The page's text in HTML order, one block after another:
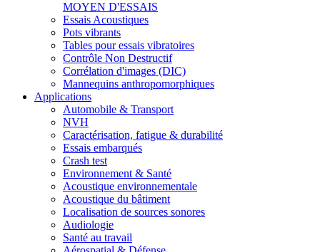
MOYEN D'ESSAIS
Essais Acoustiques
Pots vibrants
Tables pour essais vibratoires
Contrôle Non Destructif
Corrélation d'images (DIC)
Mannequins anthropomorphiques
Applications
Automobile & Transport
NVH
Caractérisation, fatigue & durabilité
Essais embarqués
Crash test
Environnement & Santé
Acoustique environnementale
Acoustique du bâtiment
Localisation de sources sonores
Audiologie
Santé au travail